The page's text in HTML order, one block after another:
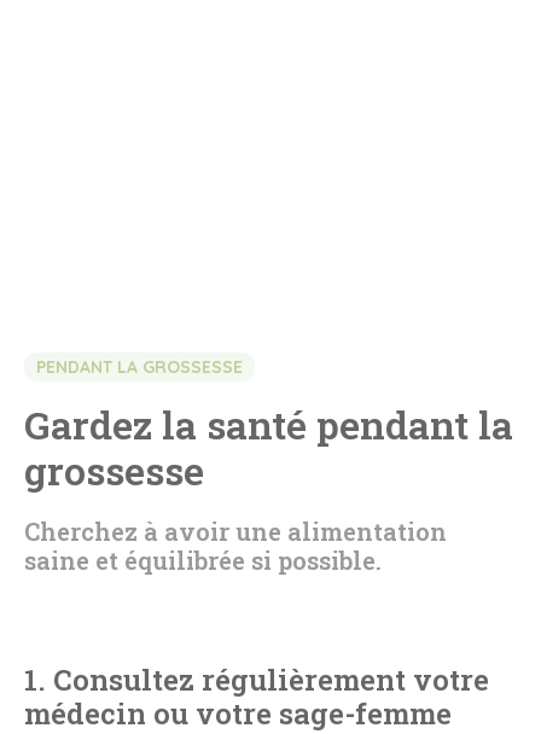
PENDANT LA GROSSESSE
Gardez la santé pendant la
grossesse
Cherchez à avoir une alimentation
saine et équilibrée si possible.
1. Consultez régulièrement votre
médecin ou votre sage-femme